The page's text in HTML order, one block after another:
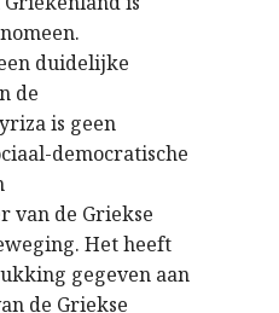
duidelijke
de
is geen
democratische
van de Griekse
Het heeft
gegeven aan
de Griekse